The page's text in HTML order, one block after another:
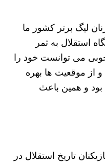
لیگ برتر کشور ما
استقلال به ثمر
می توانست خود را
از موقعیت ها بهره
و همین باعث
تاریخ استقلال در